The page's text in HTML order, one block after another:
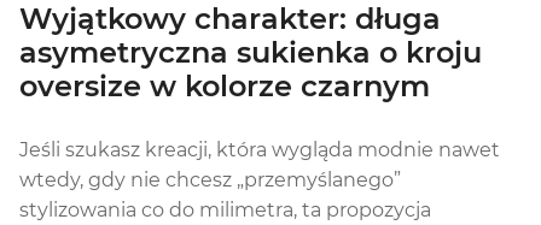
Wyjątkowy charakter: długa
asymetryczna sukienka o kroju
oversize w kolorze czarnym
Jeśli szukasz kreacji, która wygląda modnie nawet
wtedy, gdy nie chcesz „przemyślanego”
stylizowania co do milimetra, ta propozycja